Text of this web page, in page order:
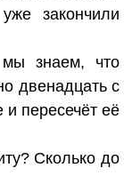
закончили
знаем, что
двенадцать с
и пересечёт её
Сколько до